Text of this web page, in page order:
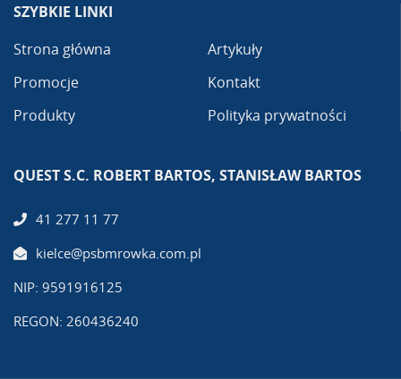
SZYBKIE LINKI
Strona główna
Promocje
Produkty
Artykuły
Kontakt
Polityka prywatności
QUEST S.C. ROBERT BARTOS, STANISŁAW BARTOS
41 277 11 77
kielce@psbmrowka.com.pl
NIP: 9591916125
REGON: 260436240